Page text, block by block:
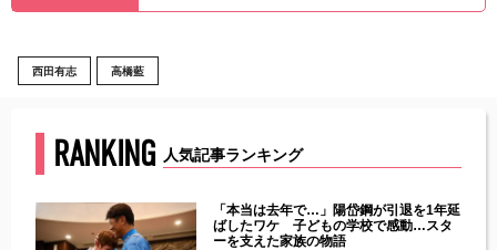
西田有志 高橋藍
RANKING 人気記事ランキング
「本当は去年で…」陽岱鋼が引退を1年延
ばしたワケ 子どもの学校で感動…スタ
ーを支えた家族の物語